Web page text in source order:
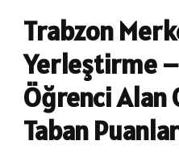
Trabzon
Yerleştirme –
Öğrenci Alan
Taban